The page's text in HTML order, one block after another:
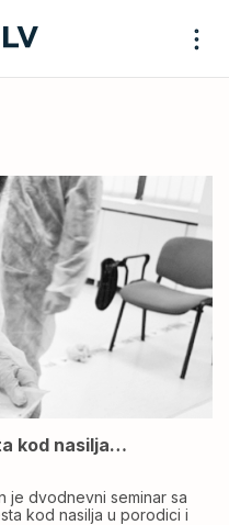
kod nasilja…
je dvodnevni seminar sa
kod nasilja u porodici i